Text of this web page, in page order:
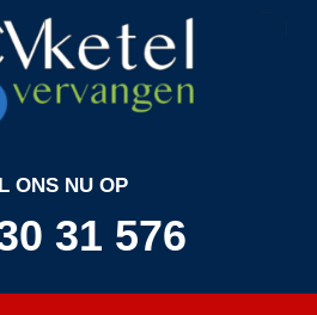
ONS NU OP
31 576